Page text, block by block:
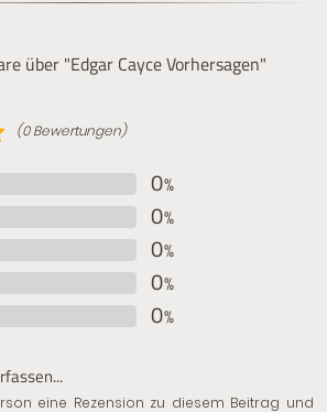
über "Edgar Cayce Vorhersagen"
(0 Bewertungen)
0%
0%
0%
0%
0%
eine Rezension zu diesem Beitrag und